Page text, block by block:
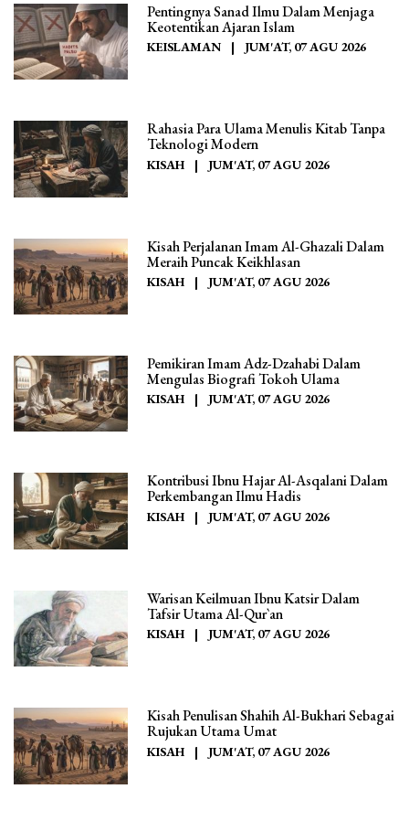
Pentingnya Sanad Ilmu Dalam Menjaga
Keotentikan Ajaran Islam
KEISLAMAN | JUM'AT, 07 AGU 2026
Rahasia Para Ulama Menulis Kitab Tanpa
Teknologi Modern
KISAH | JUM'AT, 07 AGU 2026
Kisah Perjalanan Imam Al-Ghazali Dalam
Meraih Puncak Keikhlasan
KISAH | JUM'AT, 07 AGU 2026
Pemikiran Imam Adz-Dzahabi Dalam
Mengulas Biografi Tokoh Ulama
KISAH | JUM'AT, 07 AGU 2026
Kontribusi Ibnu Hajar Al-Asqalani Dalam
Perkembangan Ilmu Hadis
KISAH | JUM'AT, 07 AGU 2026
Warisan Keilmuan Ibnu Katsir Dalam
Tafsir Utama Al-Qur`an
KISAH | JUM'AT, 07 AGU 2026
Kisah Penulisan Shahih Al-Bukhari Sebagai
Rujukan Utama Umat
KISAH | JUM'AT, 07 AGU 2026